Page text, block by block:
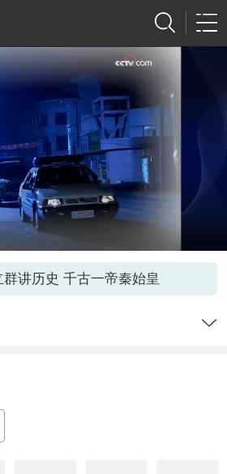
群讲历史 千古一帝秦始皇